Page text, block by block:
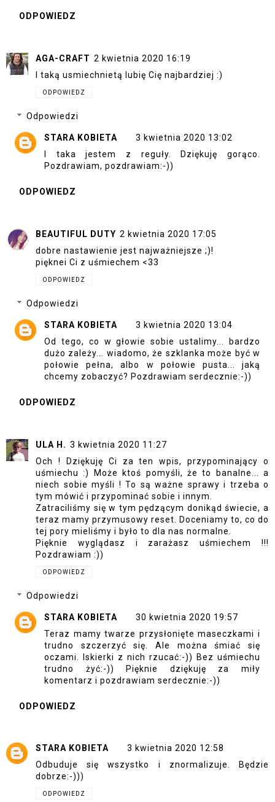
ODPOWIEDZ
AGA-CRAFT 2 kwietnia 2020 16:19
I taką usmiechnietą lubię Cię najbardziej :)
ODPOWIEDZ
Odpowiedzi
STARA KOBIETA
3 kwietnia 2020 13:02
I taka jestem z reguły. Dziękuję gorąco.
Pozdrawiam, pozdrawiam:-))
ODPOWIEDZ
BEAUTIFUL DUTY 2 kwietnia 2020 17:05
dobre nastawienie jest najważniejsze ;)!
pięknei Ci z uśmiechem <33
ODPOWIEDZ
Odpowiedzi
STARA KOBIETA
3 kwietnia 2020 13:04
Od tego, co w głowie sobie ustalimy... bardzo
dużo zależy... wiadomo, że szklanka może być w
połowie pełna, albo w połowie pusta... jaką
chcemy zobaczyć? Pozdrawiam serdecznie:-))
ODPOWIEDZ
ULA H. 3 kwietnia 2020 11:27
Och ! Dziękuję Ci za ten wpis, przypominający o
uśmiechu :) Może ktoś pomyśli, że to banalne... a
niech sobie myśli ! To są ważne sprawy i trzeba o
tym mówić i przypominać sobie i innym.
Zatraciliśmy się w tym pędzącym donikąd świecie, a
teraz mamy przymusowy reset. Doceniamy to, co do
tej pory mieliśmy i było to dla nas normalne.
Pięknie wyglądasz i zarażasz uśmiechem !!!
Pozdrawiam :))
ODPOWIEDZ
Odpowiedzi
STARA KOBIETA
30 kwietnia 2020 19:57
Teraz mamy twarze przysłonięte maseczkami i
trudno szczerzyć się. Ale można śmiać się
oczami. Iskierki z nich rzucać:-)) Bez uśmiechu
trudno żyć:-)) Pięknie dziękuję za miły
komentarz i pozdrawiam serdecznie:-))
ODPOWIEDZ
STARA KOBIETA
3 kwietnia 2020 12:58
Odbuduje się wszystko i znormalizuje. Będzie
dobrze:-)))
ODPOWIEDZ